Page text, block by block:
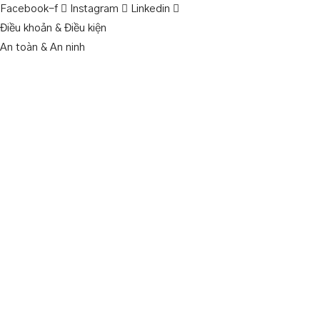
Facebook-f
Instagram
Linkedin
Điều khoản & Điều kiện
An toàn & An ninh